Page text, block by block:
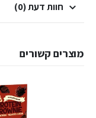
חוות דעת (0)
מוצרים קשורים